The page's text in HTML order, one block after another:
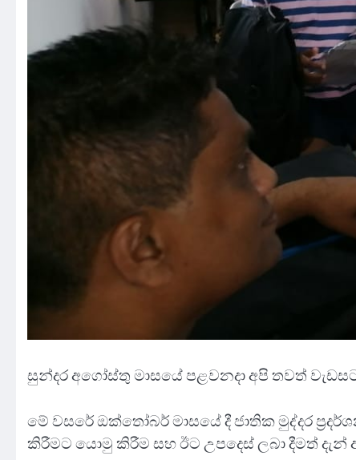
සුන්දර අගෝස්තු මාසයේ පළවනදා අපි තවත්
මේ වසරේ ඔක්තෝබර් මාසයේ දී ජාතික මුද්දර
කිරීමට යොමු කිරීම සහ ඊට උපදෙස් ලබා දීමත් දැන්